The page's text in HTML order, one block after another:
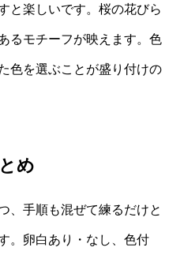
と楽しいです。桜の花びら
るモチーフが映えます。色
色を選ぶことが盛り付けの
め
、手順も混ぜて練るだけと
。卵白あり・なし、色付